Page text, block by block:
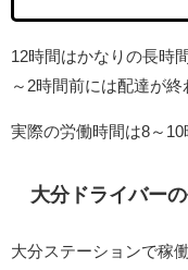
12時間はかなりの長時
～2時間前には配達が終
実際の労働時間は8～10
大分ドライバー
大分ステーションで稼